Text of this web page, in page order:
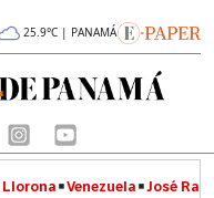
25.9°C | PANAMÁ
Llorona Venezuela José